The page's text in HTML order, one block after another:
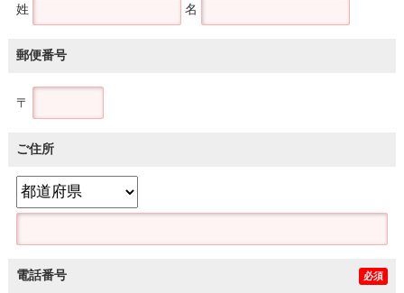
姓 名
郵便番号
〒
ご住所
電話番号 必須